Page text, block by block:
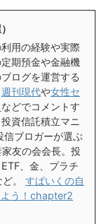
用の経験や実際
期預金や金融機
ログを運営する
週刊現代や女性セ
などでコメントす
資信託積立マニ
信ブロガーが選ぶ
友の会会長。投
、金、プラチ
。 すぱいくの自
う！chapter2